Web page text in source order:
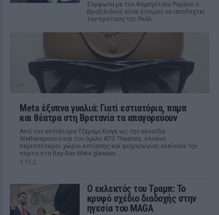
Σύμφωνα με τον Φαμπρίτσιο Ρομάνο ο
Βραζιλιάνος είναι έτοιμος να αποδεχτεί
την πρόταση της Ρεάλ
Meta έξυπνα γυαλιά: Γιατί εστιατόρια, παμπ
και θέατρα στη Βρετανία τα απαγορεύουν
Από τον εστιάτορα Τζέρεμι Κινγκ ως την αλυσίδα
Wetherspoons και τον όμιλο ATG Theatres, ολοένα
περισσότεροι χώροι εστίασης και ψυχαγωγίας κλείνουν την
πόρτα στα Ray-Ban Meta glasses.
ΧΤΕΣ
Ο εκλεκτός του Τραμπ: Το
κρυφό σχέδιο διαδοχής στην
ηγεσία του MAGA